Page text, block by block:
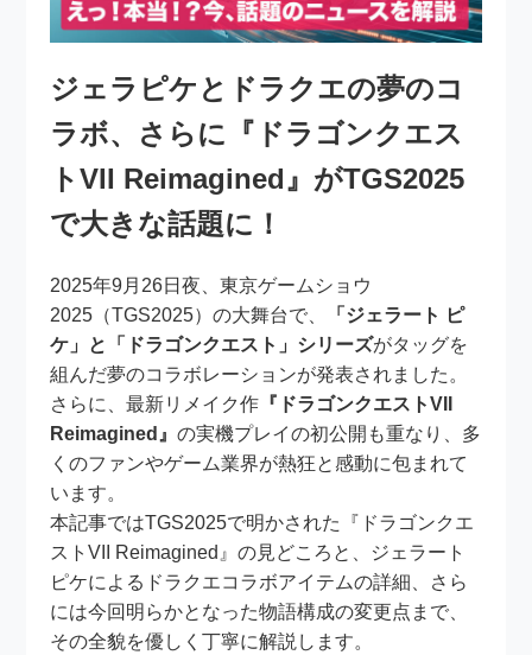
ジェラピケとドラクエの夢のコ
ラボ、さらに『ドラゴンクエス
トVII Reimagined』がTGS2025
で大きな話題に！
2025年9月26日夜、東京ゲームショウ
2025（TGS2025）の大舞台で、
「ジェラート ピ
ケ」と「ドラゴンクエスト」シリーズがタッグを
組んだ夢のコラボレーションが発表されました。
さらに、最新リメイク作 『ドラゴンクエストVII
Reimagined』の実機プレイの初公開も重なり、多
くのファンやゲーム業界が熱狂と感動に包まれて
います。
本記事ではTGS2025で明かされた『ドラゴンクエ
ストVII Reimagined』の見どころと、ジェラート
ピケによるドラクエコラボアイテムの詳細、さら
には今回明らかとなった物語構成の変更点まで、
その全貌を優しく丁寧に解説します。